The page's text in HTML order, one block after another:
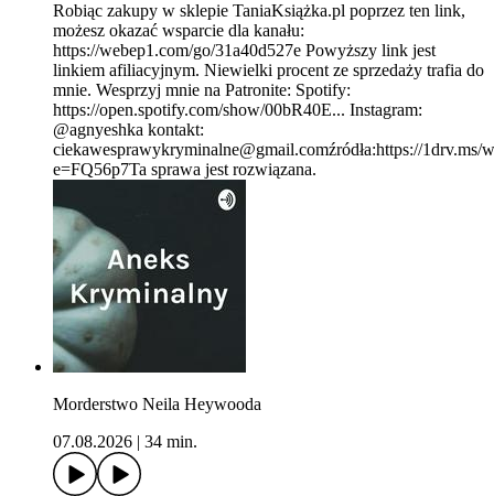
Robiąc zakupy w sklepie TaniaKsiążka.pl poprzez ten link,
możesz okazać wsparcie dla kanału:
https://webep1.com/go/31a40d527e Powyższy link jest
linkiem afiliacyjnym. Niewielki procent ze sprzedaży trafia do
mnie. Wesprzyj mnie na Patronite: Spotify:
https://open.spotify.com/show/00bR40E... Instagram:
@agnyeshka kontakt:
ciekawesprawykryminalne@gmail.comźródła:https://
e=FQ56p7Ta sprawa jest rozwiązana.
Morderstwo Neila Heywooda
07.08.2026
34 min.